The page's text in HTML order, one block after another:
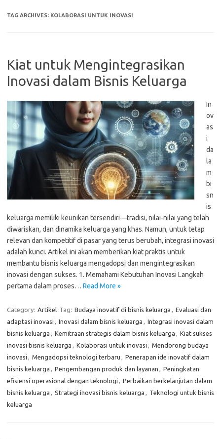
TAG ARCHIVES: KOLABORASI UNTUK INOVASI
Kiat untuk Mengintegrasikan
Inovasi dalam Bisnis Keluarga
In
ov
as
i
da
la
m
bi
sn
is
keluarga memiliki keunikan tersendiri—tradisi, nilai-nilai yang telah
diwariskan, dan dinamika keluarga yang khas. Namun, untuk tetap
relevan dan kompetitif di pasar yang terus berubah, integrasi inovasi
adalah kunci. Artikel ini akan memberikan kiat praktis untuk
membantu bisnis keluarga mengadopsi dan mengintegrasikan
inovasi dengan sukses. 1. Memahami Kebutuhan Inovasi Langkah
pertama dalam proses… Read More »
Category: Artikel Tag: Budaya inovatif di bisnis keluarga , Evaluasi dan
adaptasi inovasi , Inovasi dalam bisnis keluarga , Integrasi inovasi dalam
bisnis keluarga , Kemitraan strategis dalam bisnis keluarga , Kiat sukses
inovasi bisnis keluarga , Kolaborasi untuk inovasi , Mendorong budaya
inovasi , Mengadopsi teknologi terbaru , Penerapan ide inovatif dalam
bisnis keluarga , Pengembangan produk dan layanan , Peningkatan
efisiensi operasional dengan teknologi , Perbaikan berkelanjutan dalam
bisnis keluarga , Strategi inovasi bisnis keluarga , Teknologi untuk bisnis
keluarga